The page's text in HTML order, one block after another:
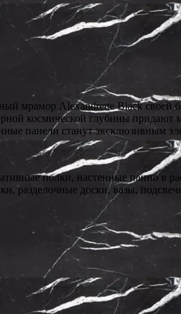
мрамор Alexandrette Black своей
космической глубины
панели станут эксклюзивным
полки, настенные панно в
доски, вазы,